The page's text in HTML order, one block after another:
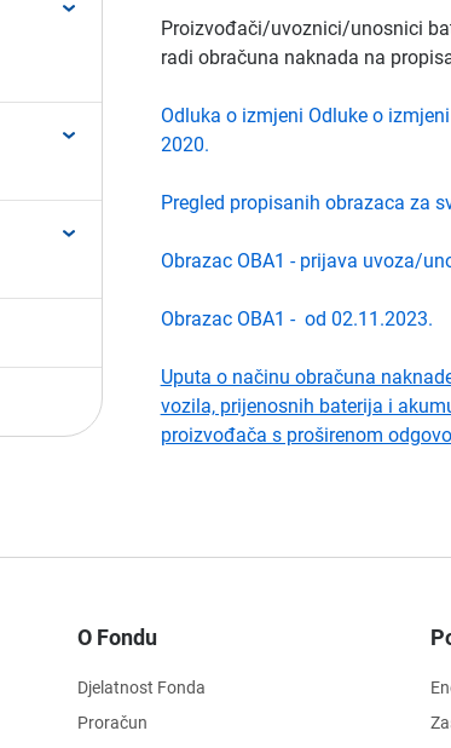
Proizvođači/uvoznici/unosnici
radi obračuna naknada na
Odluka o izmjeni Odluke o
2020.
Pregled propisanih obrazaca za
Obrazac OBA1 - prijava uvoza/
Obrazac OBA1 - od 02.11.2023.
Uputa o načinu obračuna
vozila, prijenosnih baterija i
proizvođača s proširenom
O Fondu
Djelatnost Fonda
Proračun